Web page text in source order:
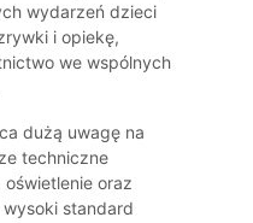
wydarzeń dzieci
i opiekę,
we wspólnych
dużą uwagę na
techniczne
oraz
wysoki standard